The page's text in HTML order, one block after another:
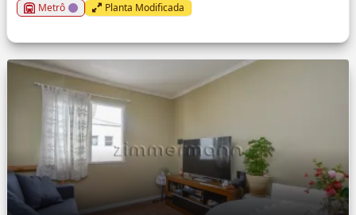
Metrô Planta Modificada